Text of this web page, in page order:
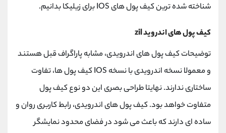
شناخته شده ترین کیف پول های IOS برای زیلیکا بدانیم.
کیف پول های اندروید zil
توضیحات کیف پول های اندرویدی، مشابه پاراگراف قبل هستند
و معمولا نسخه اندرویدی با نسخه IOS کیف پول ها، تفاوت
ساختاری ندارند. نهایتا طراحی بصری این دو نوع کیف پول
متفاوت خواهد بود. کیف پول های اندرویدی، رابط کاربری روان و
ساده ای دارند که باعث می شود در فضای محدود نمایشگر